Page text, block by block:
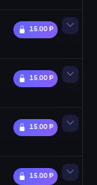
15.00 Ᵽ
15.00 Ᵽ
15.00 Ᵽ
15.00 Ᵽ